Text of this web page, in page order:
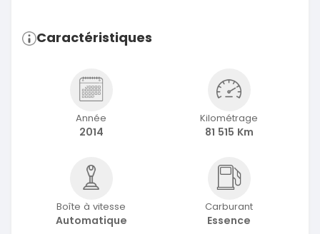
Caractéristiques
Année
2014
Kilométrage
81 515 Km
Boîte à vitesse
Automatique
Carburant
Essence